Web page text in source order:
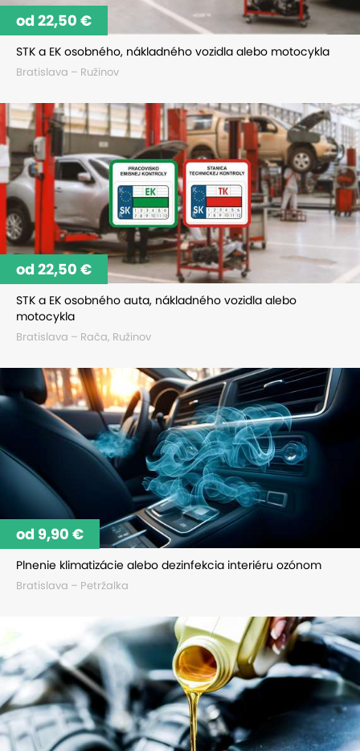
STK a EK osobného, nákladného vozidla alebo motocykla
Bratislava – Ružinov
od 22,50 €
STK a EK osobného auta, nákladného vozidla alebo
motocykla
Bratislava – Rača, Ružinov
od 22,50 €
Plnenie klimatizácie alebo dezinfekcia interiéru ozónom
Bratislava – Petržalka
od 9,90 €